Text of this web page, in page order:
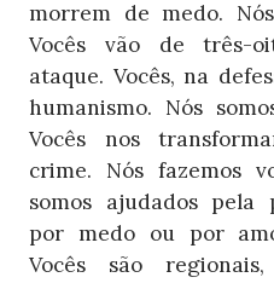
morrem de medo.
Vocês vão de três-
ataque. Vocês, na
humanismo. Nós
Vocês nos
crime. Nós fazemos
somos ajudados pela
por medo ou por
Vocês são